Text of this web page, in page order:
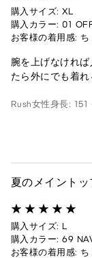
購入サイズ: XL
購入カラー: 01
お客様の着用感:
腕を上げなけれ
たら外にでも着れ
Rush女性身長: 151
夏のメイントッ
購入サイズ: L
購入カラー: 69
お客様の着用感: